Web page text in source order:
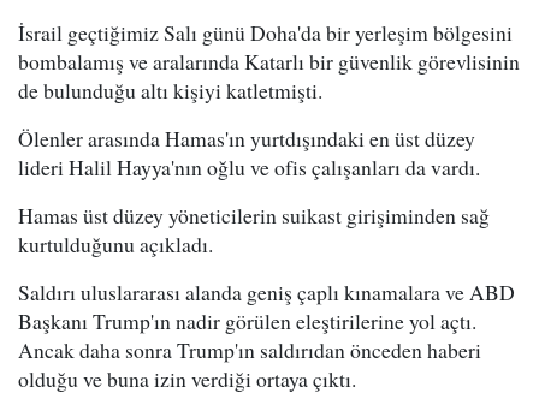
İsrail geçtiğimiz Salı günü Doha'da bir yerleşim bölgesini
bombalamış ve aralarında Katarlı bir güvenlik görevlisinin
de bulunduğu altı kişiyi katletmişti.
Ölenler arasında Hamas'ın yurtdışındaki en üst düzey
lideri Halil Hayya'nın oğlu ve ofis çalışanları da vardı.
Hamas üst düzey yöneticilerin suikast girişiminden sağ
kurtulduğunu açıkladı.
Saldırı uluslararası alanda geniş çaplı kınamalara ve ABD
Başkanı Trump'ın nadir görülen eleştirilerine yol açtı.
Ancak daha sonra Trump'ın saldırıdan önceden haberi
olduğu ve buna izin verdiği ortaya çıktı.